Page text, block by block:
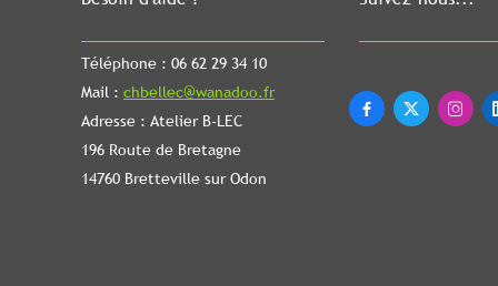
Téléphone : 06 62 29 34 10
Mail : chbellec@wanadoo.fr
Adresse : Atelier B-LEC
196 Route de Bretagne
14760 Bretteville sur Odon
  